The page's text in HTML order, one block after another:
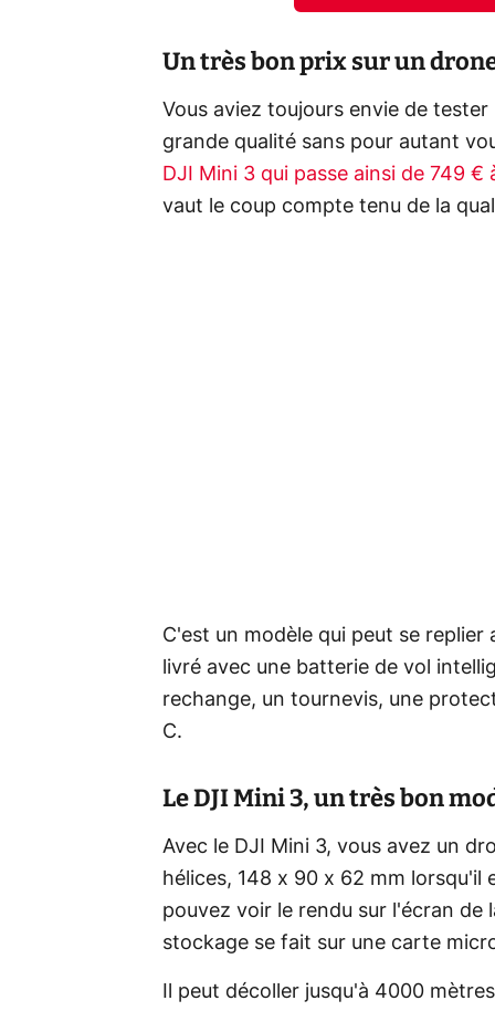
Un très bon prix sur un
Vous aviez toujours envie de
grande qualité sans pour autant
DJI Mini 3 qui passe ainsi de 749 €
vaut le coup compte tenu de la
C'est un modèle qui peut se
livré avec une batterie de vol
rechange, un tournevis, une
C.
Le DJI Mini 3, un très bon
Avec le DJI Mini 3, vous avez un
hélices, 148 x 90 x 62 mm lorsqu'il
pouvez voir le rendu sur l'écran de
stockage se fait sur une carte
Il peut décoller jusqu'à 4000